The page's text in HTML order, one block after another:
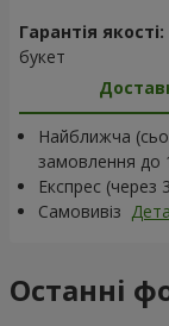
Гарантія якості:
букет
Найближча
замовлення до
Експрес (через
Самовивіз
Останні